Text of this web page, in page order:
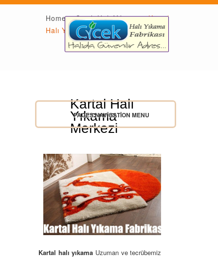
PAGES NAVIGATION MENU
Home»Çiçek Halı Yıkama»Kartal
Halı Yıkama Merkezi
Kartal Halı
Yıkama
Merkezi
11
Kartal halı yıkama Uzuman ve tecrübemiz